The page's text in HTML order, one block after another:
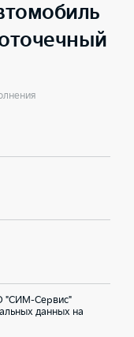
"СИМ-Сервис"
данных на